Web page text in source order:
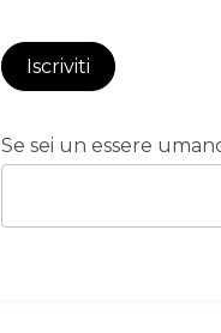
Iscriviti
Se sei un essere